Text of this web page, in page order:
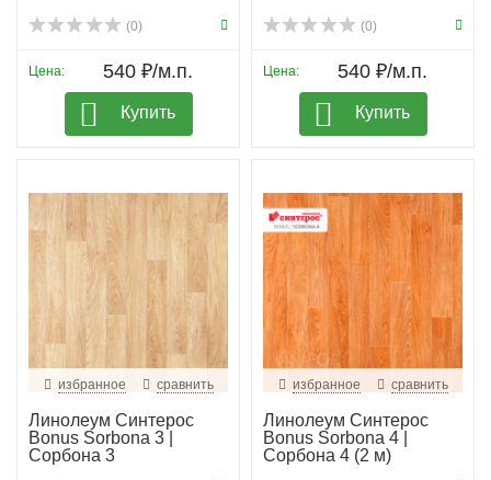
(0)
Цена: 540 ₽/м.п.
Купить
(0)
Цена: 540 ₽/м.п.
Купить
избранное сравнить
Линолеум Синтерос
Bonus Sorbona 3 |
Сорбона 3
избранное сравнить
Линолеум Синтерос
Bonus Sorbona 4 |
Сорбона 4 (2 м)